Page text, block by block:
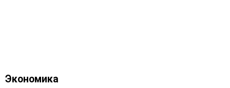
Экономика